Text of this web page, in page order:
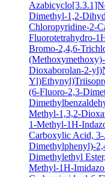
Dimethyl-1,2-
Chloropyridine-2-
Fluorotetrahydro-
Bromo-2,4,6-
Dioxaborolan-2-
(6-Fluoro-2,3-
Methyl-1,3,2-
1-Methyl-1H-
Carboxylic Acid,
Dimethylphenyl)-
Dimethylethyl
Methyl-1H-